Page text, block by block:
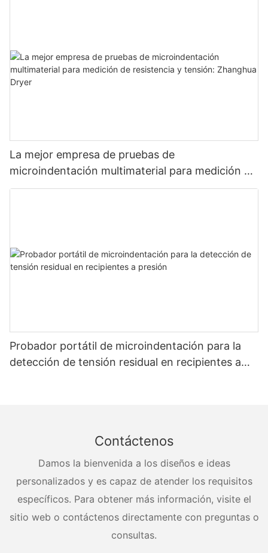
La mejor empresa de pruebas de
microindentación multimaterial para medición de
resistencia y tensión: Zhanghua Dryer
Probador portátil de microindentación para la
detección de tensión residual en recipientes a
Contáctenos
Damos la bienvenida a los diseños e ideas
personalizados y es capaz de atender los requisitos
específicos. Para obtener más información, visite el
sitio web o contáctenos directamente con preguntas o
consultas.